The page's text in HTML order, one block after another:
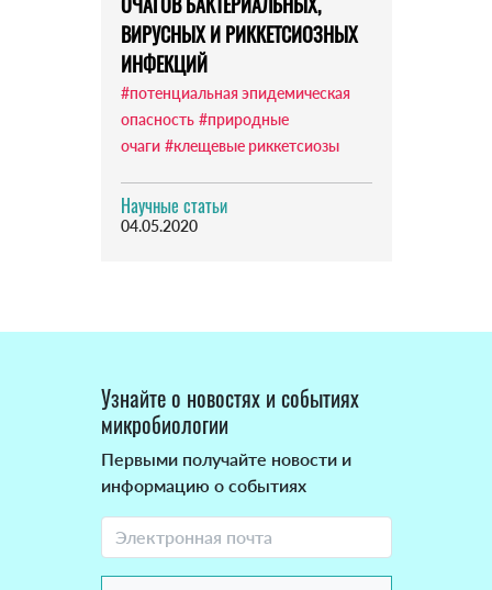
ВИРУСНЫХ И РИККЕТСИОЗНЫХ
ИНФЕКЦИЙ
#потенциальная эпидемическая
опасность #природные
очаги #клещевые риккетсиозы
Научные статьи
04.05.2020
Узнайте о новостях и событиях
микробиологии
Первыми получайте новости и
информацию о событиях